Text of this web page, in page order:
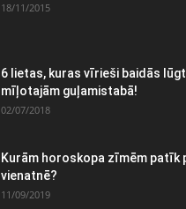
18/11/2015
6 lietas, kuras vīrieši baidās
mīļotajām guļamistabā!
02/07/2018
Kurām horoskopa zīmēm patīk
vienatnē?
11/09/2019